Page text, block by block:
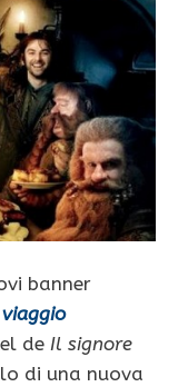
banner
de Il signore
di una nuova